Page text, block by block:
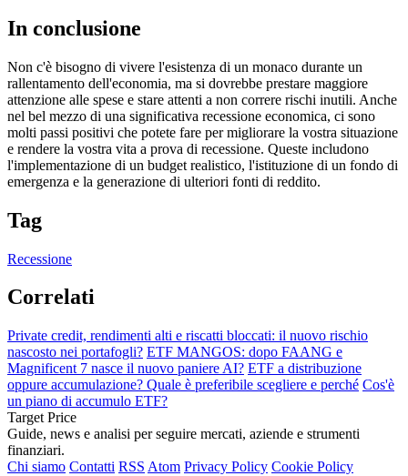
In conclusione
Non c'è bisogno di vivere l'esistenza di un monaco durante un
rallentamento dell'economia, ma si dovrebbe prestare maggiore
attenzione alle spese e stare attenti a non correre rischi inutili. Anche
nel bel mezzo di una significativa recessione economica, ci sono
molti passi positivi che potete fare per migliorare la vostra situazione
e rendere la vostra vita a prova di recessione. Queste includono
l'implementazione di un budget realistico, l'istituzione di un fondo di
emergenza e la generazione di ulteriori fonti di reddito.
Tag
Recessione
Correlati
Private credit, rendimenti alti e riscatti bloccati: il nuovo rischio
nascosto nei portafogli? ETF MANGOS: dopo FAANG e
Magnificent 7 nasce il nuovo paniere AI? ETF a distribuzione
oppure accumulazione? Quale è preferibile scegliere e perché Cos'è
un piano di accumulo ETF?
Target Price
Guide, news e analisi per seguire mercati, aziende e strumenti
finanziari.
Chi siamo Contatti RSS Atom Privacy Policy Cookie Policy